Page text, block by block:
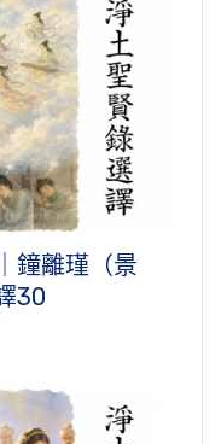
鐘離瑾（景
30